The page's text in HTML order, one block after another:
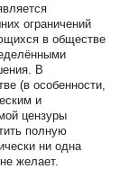
ограничений
в обществе
В
(в особенности,
и
цензуры
полную
ни одна
желает.